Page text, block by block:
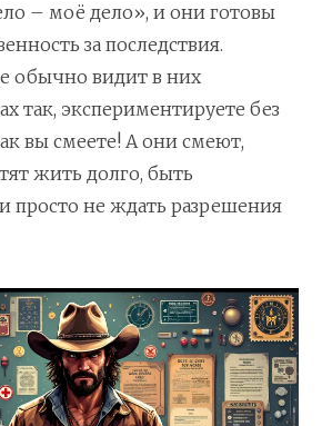
– моё дело», и они готовы
за последствия.
обычно видит в них
так, экспериментируете без
вы смеете! А они смеют,
жить долго, быть
просто не ждать разрешения